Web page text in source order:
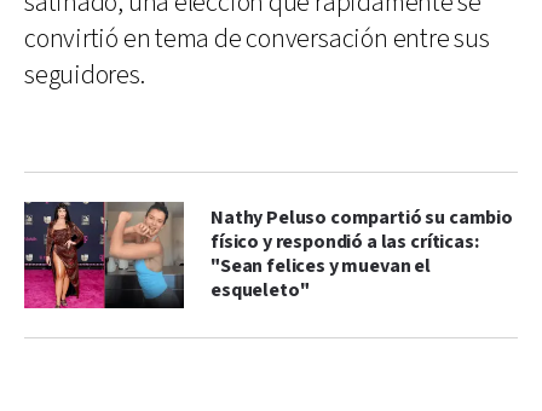
convirtió en tema de conversación entre sus
seguidores.
Nathy Peluso compartió su cambio
físico y respondió a las críticas:
"Sean felices y muevan el
esqueleto"